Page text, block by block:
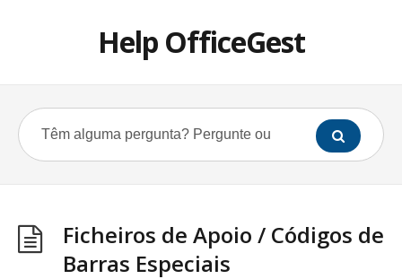
Help OfficeGest
Ficheiros de Apoio / Códigos de
Barras Especiais